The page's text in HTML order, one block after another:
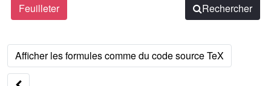
Feuilleter
Rechercher